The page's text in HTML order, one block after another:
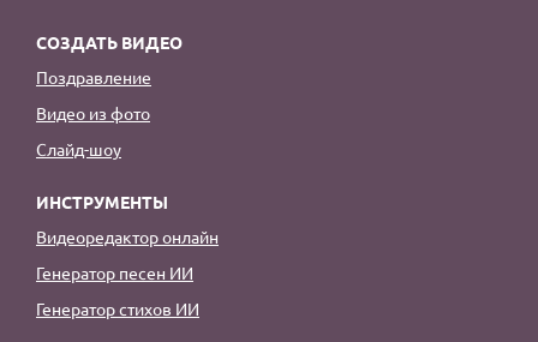
СОЗДАТЬ ВИДЕО
Поздравление
Видео из фото
Слайд-шоу
ИНСТРУМЕНТЫ
Видеоредактор онлайн
Генератор песен ИИ
Генератор стихов ИИ